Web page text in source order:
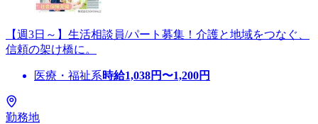
【週3日～】生活相談員/パート募集！介護と地域をつなぐ、
信頼の架け橋に。
医療・福祉系時給1,038円〜1,200円
勤務地